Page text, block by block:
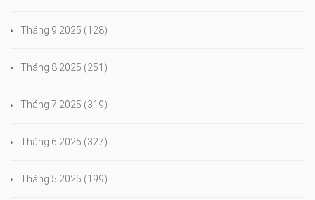
Tháng 9 2025 (128)
Tháng 8 2025 (251)
Tháng 7 2025 (319)
Tháng 6 2025 (327)
Tháng 5 2025 (199)